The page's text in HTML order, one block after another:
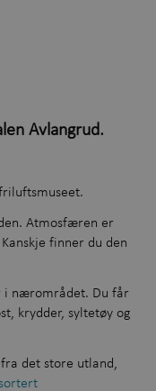
Avlangrud.
Atmosfæren er
finner du den
i nærområdet. Du får
krydder, syltetøy og
det store utland,